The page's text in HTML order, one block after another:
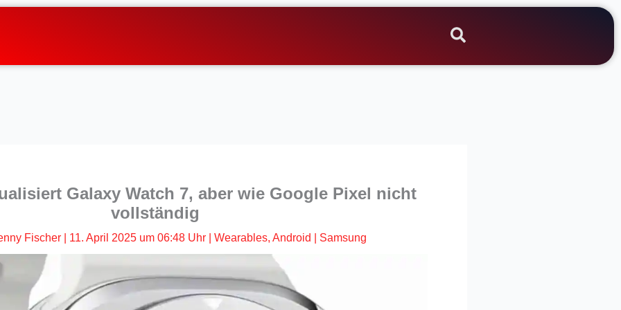
Galaxy Watch 7, aber wie Google Pixel nicht
vollständig
Fischer 11. April 2025 um 06:48 Uhr Wearables, Android Samsung